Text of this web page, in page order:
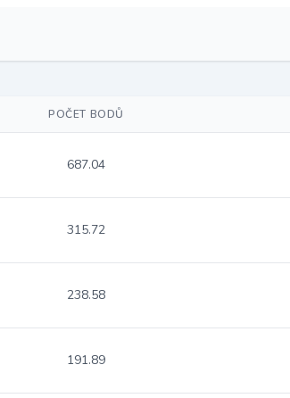
POČET BODŮ
687.04
315.72
238.58
191.89